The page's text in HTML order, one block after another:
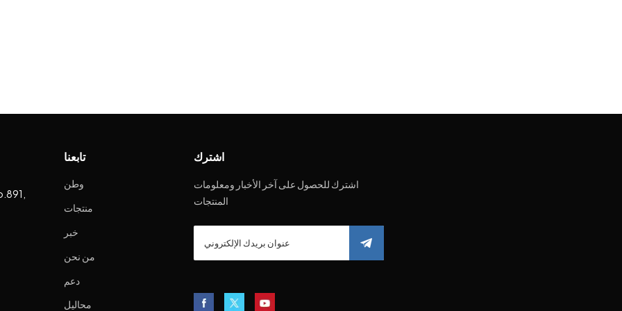
تابعنا
وطن
منتجات
خبر
من نحن
دعم
محاليل
اشترك
اشترك للحصول على آخر الأخبار ومعلومات
المنتجات